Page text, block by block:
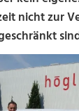
nicht zur